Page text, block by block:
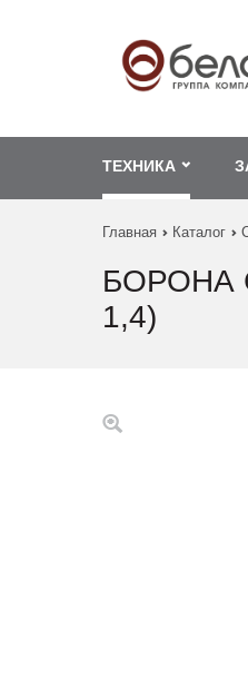
ТЕХНИКА
Главная Каталог
БОРОНА
1,4)